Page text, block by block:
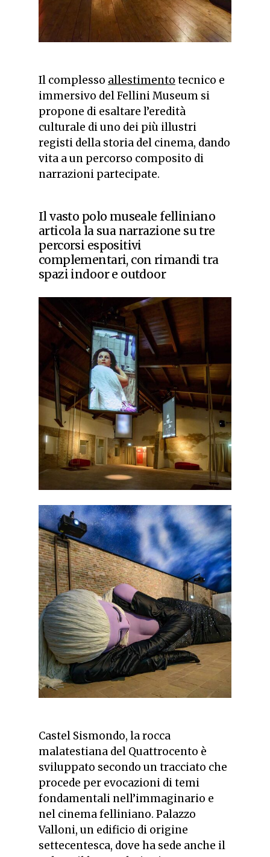
Il complesso allestimento tecnico e
immersivo del Fellini Museum si
propone di esaltare l’eredità
culturale di uno dei più illustri
registi della storia del cinema, dando
vita a un percorso composito di
narrazioni partecipate.
Il vasto polo museale felliniano
articola la sua narrazione su tre
percorsi espositivi
complementari, con rimandi tra
spazi indoor e outdoor
Castel Sismondo, la rocca
malatestiana del Quattrocento è
sviluppato secondo un tracciato che
procede per evocazioni di temi
fondamentali nell’immaginario e
nel cinema felliniano. Palazzo
Valloni, un edificio di origine
settecentesca, dove ha sede anche il